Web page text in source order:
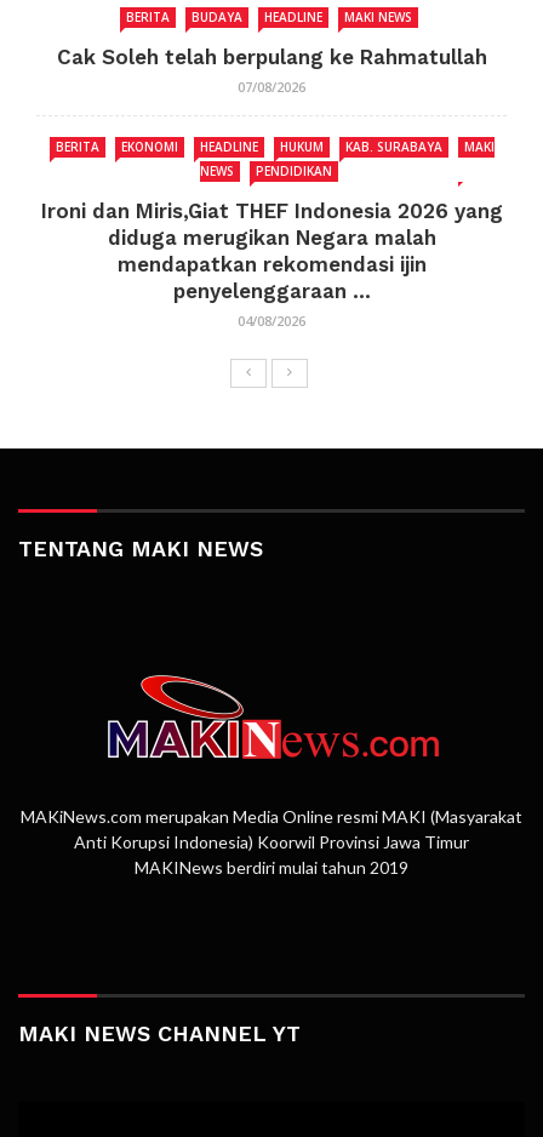
BERITA BUDAYA HEADLINE MAKI NEWS
Cak Soleh telah berpulang ke Rahmatullah
07/08/2026
BERITA EKONOMI HEADLINE HUKUM KAB. SURABAYA
MAKI
NEWS
PENDIDIKAN
Ironi dan Miris,Giat THEF Indonesia 2026 yang
diduga merugikan Negara malah
mendapatkan rekomendasi ijin
penyelenggaraan ...
04/08/2026
TENTANG MAKI NEWS
MAKiNews.com merupakan Media Online resmi MAKI (Masyarakat
Anti Korupsi Indonesia) Koorwil Provinsi Jawa Timur
MAKINews berdiri mulai tahun 2019
MAKI NEWS CHANNEL YT